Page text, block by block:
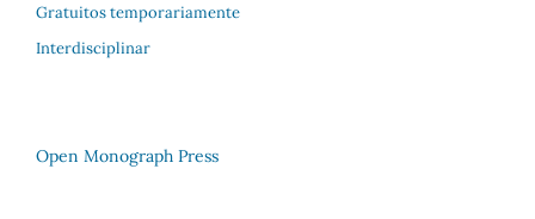
Gratuitos temporariamente
Interdisciplinar
Open Monograph Press